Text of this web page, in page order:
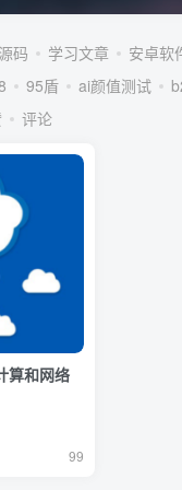
码 学习文章
安卓软
95盾 ai颜值测试
评论
算和网络
99